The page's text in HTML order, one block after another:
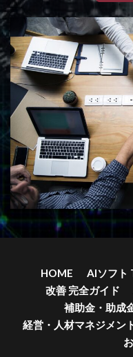
HOME AIソフト
改善 完全ガイド
補助金・助成
経営・人材マネジメン